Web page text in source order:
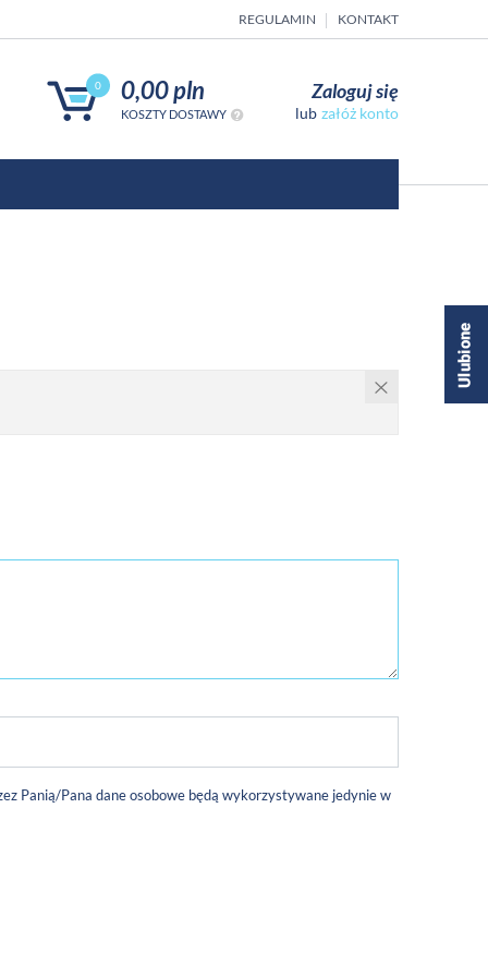
REGULAMIN KONTAKT
0 0,00 pln
KOSZTY DOSTAWY
Zaloguj się
załóż konto
Panią/Pana dane osobowe będą wykorzystywane jedynie w